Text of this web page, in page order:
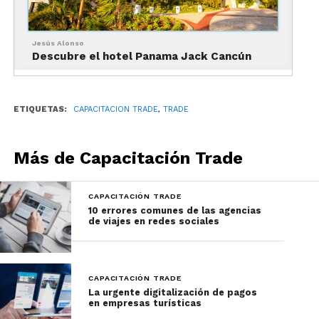
Las99 Juniors Suites king o doblecuentan con 61
sobresale su baño con detalles de mármol y su
terraza o balcón amueblado. Según las
necesidades del huésped puede solicitar con una
cama king o dos camas.
Las bellas panorámicas a los jardines son el
distinto de las197 Juniors Suites vista al jardín
King o doble
Jesús Alonso
Descubre el hotel Panama Jack Cancún
ETIQUETAS: CAPACITACION TRADE, TRADE
Más de Capacitación Trade
CAPACITACIÓN TRADE
10 errores comunes de las agencias
de viajes en redes sociales
CAPACITACIÓN TRADE
La urgente digitalización de pagos
en empresas turísticas